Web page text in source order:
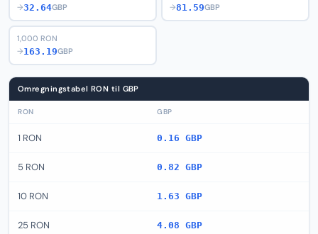
→32.64GBP
→81.59GBP
1,000 RON
→163.19GBP
Omregningstabel RON til GBP
RON GBP
1 RON 0.16 GBP
5 RON 0.82 GBP
10 RON 1.63 GBP
25 RON 4.08 GBP